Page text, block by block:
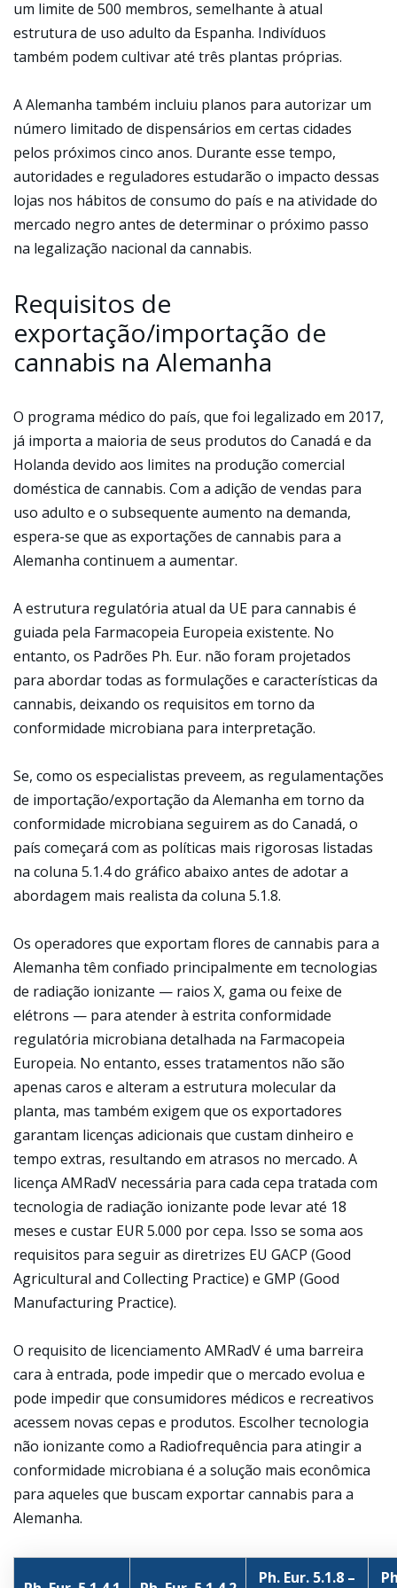
um limite de 500 membros, semelhante à atual
estrutura de uso adulto da Espanha. Indivíduos
também podem cultivar até três plantas próprias.
A Alemanha também incluiu planos para autorizar um
número limitado de dispensários em certas cidades
pelos próximos cinco anos. Durante esse tempo,
autoridades e reguladores estudarão o impacto dessas
lojas nos hábitos de consumo do país e na atividade do
mercado negro antes de determinar o próximo passo
na legalização nacional da cannabis.
Requisitos de
exportação/importação de
cannabis na Alemanha
O programa médico do país, que foi legalizado em 2017,
já importa a maioria de seus produtos do Canadá e da
Holanda devido aos limites na produção comercial
doméstica de cannabis. Com a adição de vendas para
uso adulto e o subsequente aumento na demanda,
espera-se que as exportações de cannabis para a
Alemanha continuem a aumentar.
A estrutura regulatória atual da UE para cannabis é
guiada pela Farmacopeia Europeia existente. No
entanto, os Padrões Ph. Eur. não foram projetados
para abordar todas as formulações e características da
cannabis, deixando os requisitos em torno da
conformidade microbiana para interpretação.
Se, como os especialistas preveem, as regulamentações
de importação/exportação da Alemanha em torno da
conformidade microbiana seguirem as do Canadá, o
país começará com as políticas mais rigorosas listadas
na coluna 5.1.4 do gráfico abaixo antes de adotar a
abordagem mais realista da coluna 5.1.8.
Os operadores que exportam flores de cannabis para a
Alemanha têm confiado principalmente em tecnologias
de radiação ionizante — raios X, gama ou feixe de
elétrons — para atender à estrita conformidade
regulatória microbiana detalhada na Farmacopeia
Europeia. No entanto, esses tratamentos não são
apenas caros e alteram a estrutura molecular da
planta, mas também exigem que os exportadores
garantam licenças adicionais que custam dinheiro e
tempo extras, resultando em atrasos no mercado. A
licença AMRadV necessária para cada cepa tratada com
tecnologia de radiação ionizante pode levar até 18
meses e custar EUR 5.000 por cepa. Isso se soma aos
requisitos para seguir as diretrizes EU GACP (Good
Agricultural and Collecting Practice) e GMP (Good
Manufacturing Practice).
O requisito de licenciamento AMRadV é uma barreira
cara à entrada, pode impedir que o mercado evolua e
pode impedir que consumidores médicos e recreativos
acessem novas cepas e produtos. Escolher tecnologia
não ionizante como a Radiofrequência para atingir a
conformidade microbiana é a solução mais econômica
para aqueles que buscam exportar cannabis para a
Alemanha.
Ph. Eur. 5.1.8 –